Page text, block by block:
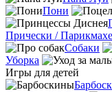
Пони
Прически /
Собаки
Уборка
Игры для детей